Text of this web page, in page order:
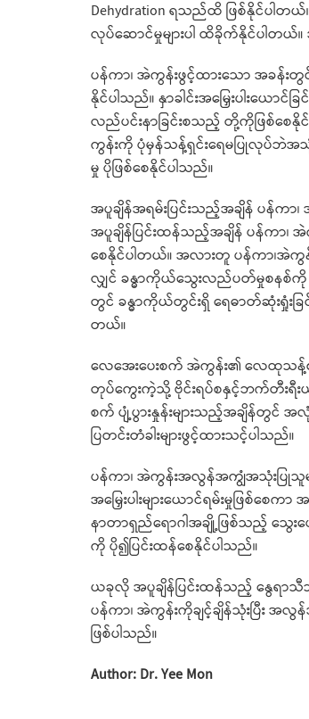
Dehydration ရသည်ထိ ဖြစ်နိုင်ပါတယ်
လုပ်ဆောင်မှုများပါ ထိခိုက်နိုင်ပါတ
ပန်ကာ၊ အဲကွန်းဖွင့်ထားသော အခန်း
နိုင်ပါသည်။ နှာခါင်းအမြှေးပါးယောင်ခြ
လည်ပင်းနာခြင်းစသည့် တို့ကိုဖြစ်စေနိုင်
ကွန်းကို ပုံမှန်သန့်ရှင်းရေမပြုလုပ်ဘဲအသုံ
မှု ပိုဖြစ်စေနိုင်ပါသည်။
အပူချိန်အရမ်းပြင်းသည့်အချိန် ပန်က
အပူချိန်ပြင်းထန်သည့်အချိန် ပန်ကာ၊
စေနိုင်ပါတယ်။ အလားတူ ပန်ကာ၊အဲ
လျှင် ခန္ဓာကိုယ်သွေးလည်ပတ်မှုစနစ်ကို
တွင် ခန္ဓာကိုယ်တွင်းရှိ ရေဓာတ်ဆုံးရှုံးခြင်
တယ်။
လေအေးပေးစက် အဲကွန်း၏ လေထုသ
တုပ်ကွေးကဲ့သို့ ဗိုင်းရပ်စနှင့်ဘက်တီးရီးယ
စက် ပျံ့ပွားနှုန်းများသည့်အချိန်တွ
ပြတင်းတံခါးများဖွင့်ထားသင့်ပါသည်။
ပန်ကာ၊ အဲကွန်းအလွန်အကျွံအသုံးပြုသူ
အမြှေးပါးများယောင်ရမ်းမှုဖြစ်စေကာ
နာတာရှည်ရောဂါအချို့ဖြစ်သည့် သွေးပေ
ကို ပို၍ပြင်းထန်စေနိုင်ပါသည်။
ယခုလို အပူချိန်ပြင်းထန်သည့် နွေရာ
ပန်ကာ၊ အဲကွန်းကိုချင့်ချိန်သုံးပြီး အလွ
ဖြစ်ပါသည်။
Author: Dr. Yee Mon